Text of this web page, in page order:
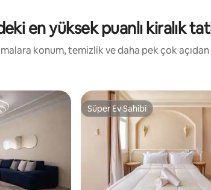
en yüksek puanlı kiralık
konum, temizlik ve daha pek çok
en beğenilenler arasındaSüper Ev Sahibi
Süper Ev Sahibi